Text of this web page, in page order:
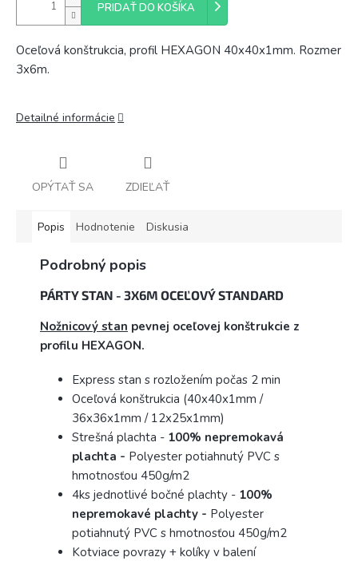
PRIDAŤ DO KOŠÍKA
Oceľová konštrukcia, profil HEXAGON 40x40x1mm. Rozmer
3x6m.
Detailné informácie
OPÝTAŤ SA ZDIEĽAŤ
Popis Hodnotenie Diskusia
Podrobný popis
PÁRTY STAN - 3X6M OCEĽOVÝ STANDARD
Nožnicový stan pevnej oceľovej konštrukcie z
profilu HEXAGON.
Express stan s rozložením počas 2 min
Oceľová konštrukcia (40x40x1mm /
36x36x1mm / 12x25x1mm)
Strešná plachta - 100% nepremokavá
plachta - Polyester potiahnutý PVC s
hmotnosťou 450g/m2
4ks jednotlivé bočné plachty - 100%
nepremokavé plachty - Polyester
potiahnutý PVC s hmotnosťou 450g/m2
Kotviace povrazy + kolíky v balení